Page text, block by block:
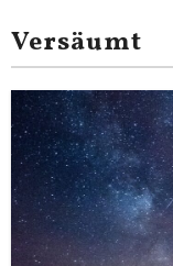
Versäumt